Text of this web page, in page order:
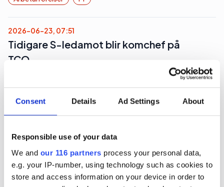
Consent Details Ad Settings About
Responsible use of your data
We and our 116 partners process your personal data,
e.g. your IP-number, using technology such as cookies to
store and access information on your device in order to
2026-06-23, 07:51
Tidigare S-ledamot blir komchef på
TCO
Den fackliga centralorganisationen TCO hittar
sin nay kommunikationschef hos en
ledarskapsbyrå.
Arbetarrörelser Arbetsmarknad
2026-06-23, 07:29
Två pa-chefer lämnar sina byråer